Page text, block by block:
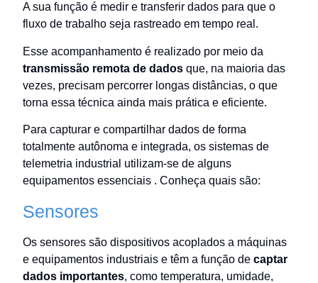
A sua função é medir e transferir dados para que o
fluxo de trabalho seja rastreado em tempo real.
Esse acompanhamento é realizado por meio da
transmissão remota de dados que, na maioria das
vezes, precisam percorrer longas distâncias, o que
torna essa técnica ainda mais prática e eficiente.
Para capturar e compartilhar dados de forma
totalmente autônoma e integrada, os sistemas de
telemetria industrial utilizam-se de alguns
equipamentos essenciais . Conheça quais são:
Sensores
Os sensores são dispositivos acoplados a máquinas
e equipamentos industriais e têm a função de captar
dados importantes, como temperatura, umidade,